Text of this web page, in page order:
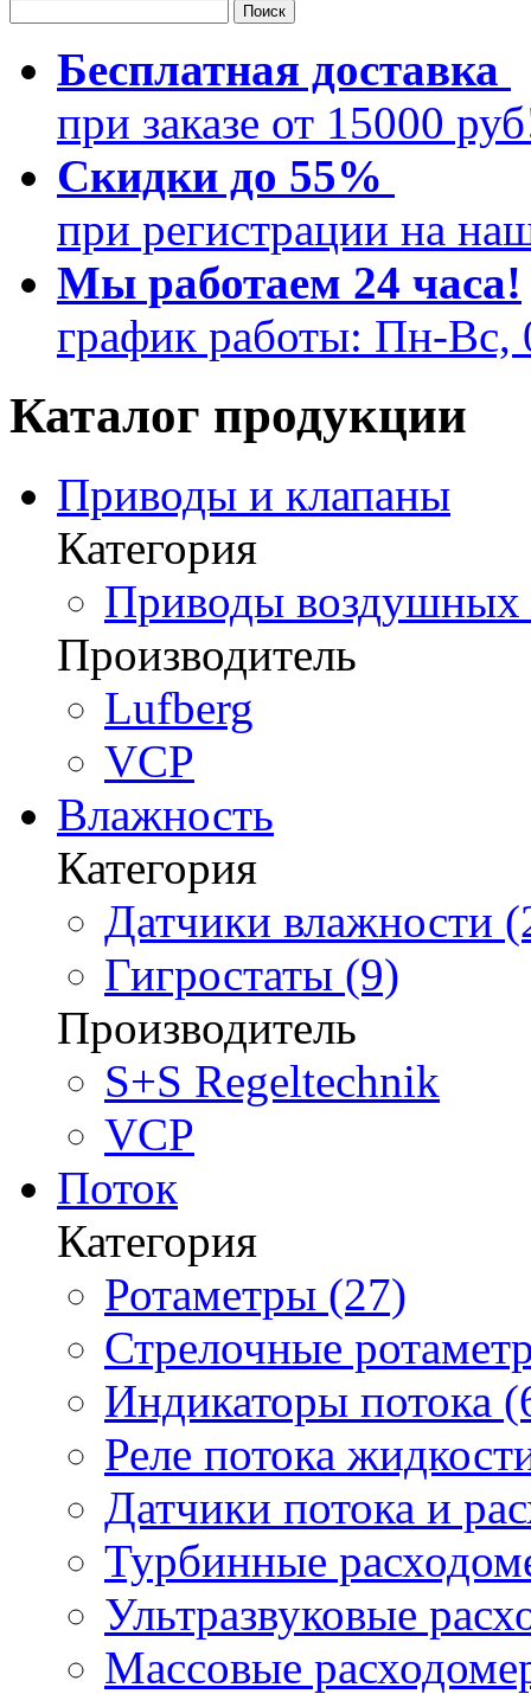
Бесплатная доставка
при заказе от 15000
Скидки до 55%
при регистрации на
Мы работаем 24 часа!
график работы: Пн-Вс,
Каталог продукции
Приводы и клапаны
Категория
Приводы воздушных
Производитель
Lufberg
VCP
Влажность
Категория
Датчики влажности
Гигростаты (9)
Производитель
S+S Regeltechnik
VCP
Поток
Категория
Ротаметры (27)
Стрелочные
Индикаторы потока
Реле потока
Датчики потока и
Турбинные
Ультразвуковые
Массовые